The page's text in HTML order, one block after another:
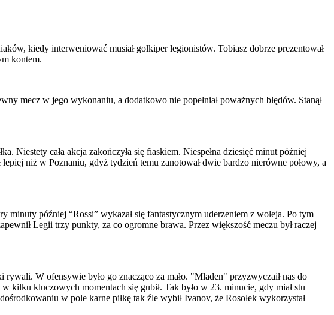
kiedy interweniować musiał golkiper legionistów. Tobiasz dobrze prezentował
kontem.
mecz w jego wykonaniu, a dodatkowo nie popełniał poważnych błędów. Stanął
Niestety cała akcja zakończyła się fiaskiem. Niespełna dziesięć minut później
niż w Poznaniu, gdyż tydzień temu zanotował dwie bardzo nierówne połowy, a
minuty później “Rossi” wykazał się fantastycznym uderzeniem z woleja. Po tym
Legii trzy punkty, za co ogromne brawa. Przez większość meczu był raczej
W ofensywie było go znacząco za mało. "Mladen" przyzwyczaił nas do
kluczowych momentach się gubił. Tak było w 23. minucie, gdy miał stu
w pole karne piłkę tak źle wybił Ivanov, że Rosołek wykorzystał